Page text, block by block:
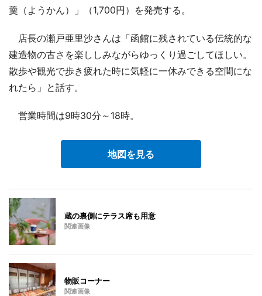
羹（ようかん）」（1,700円）を発売する。
店長の瀬戸亜里沙さんは「函館に残されている伝統的な
建造物の古さを楽ししみながらゆっくり過ごしてほしい。
散歩や観光で歩き疲れた時に気軽に一休みできる空間にな
れたら」と話す。
営業時間は9時30分～18時。
地図を見る
蔵の裏側にテラス席も用意
関連画像
物販コーナー
関連画像